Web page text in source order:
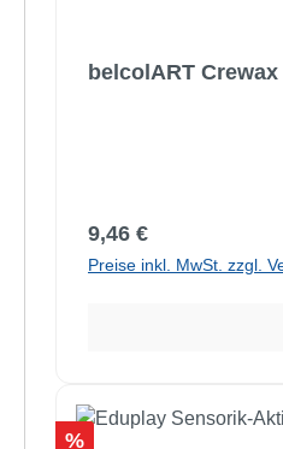
belcolART
Regulärer Preis:
9,46 €
Preise inkl. MwSt. zzgl.
Rabatt
%